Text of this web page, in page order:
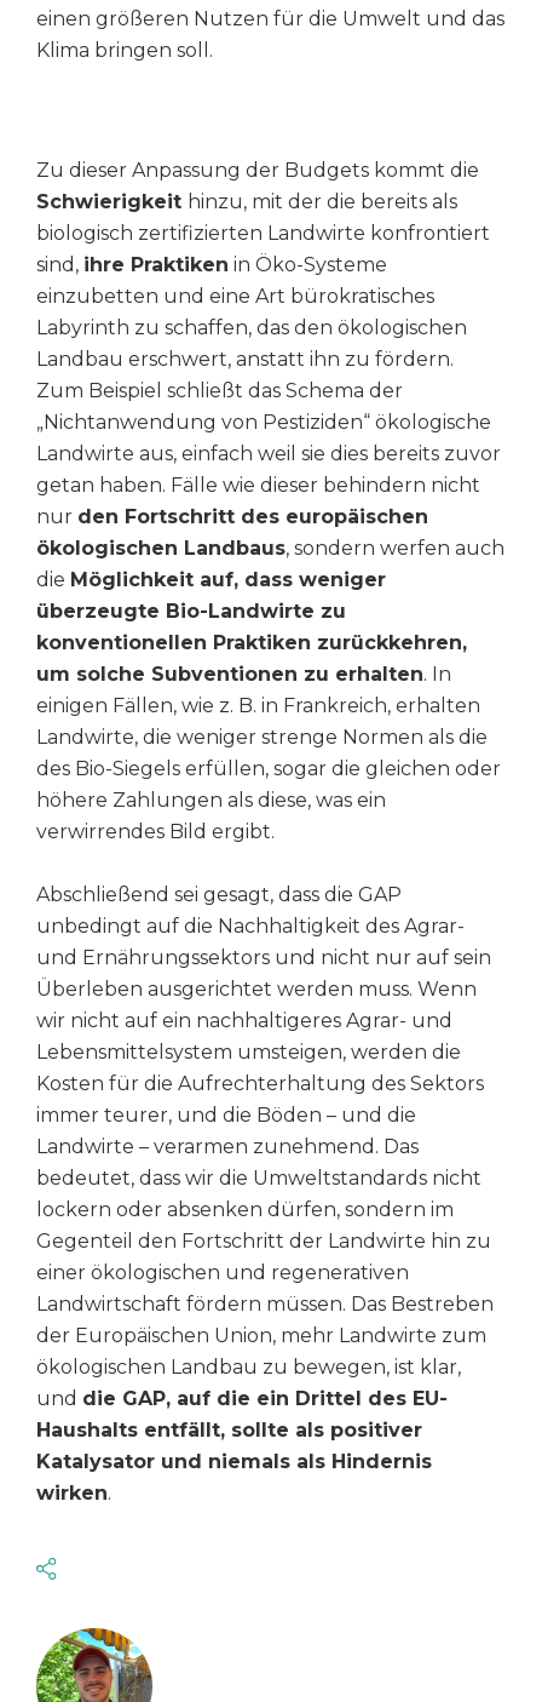
einen größeren Nutzen für die Umwelt und das
Klima bringen soll.
Zu dieser Anpassung der Budgets kommt die
Schwierigkeit hinzu, mit der die bereits als
biologisch zertifizierten Landwirte konfrontiert
sind, ihre Praktiken in Öko-Systeme
einzubetten und eine Art bürokratisches
Labyrinth zu schaffen, das den ökologischen
Landbau erschwert, anstatt ihn zu fördern.
Zum Beispiel schließt das Schema der
„Nichtanwendung von Pestiziden“ ökologische
Landwirte aus, einfach weil sie dies bereits zuvor
getan haben. Fälle wie dieser behindern nicht
nur den Fortschritt des europäischen
ökologischen Landbaus, sondern werfen auch
die Möglichkeit auf, dass weniger
überzeugte Bio-Landwirte zu
konventionellen Praktiken zurückkehren,
um solche Subventionen zu erhalten. In
einigen Fällen, wie z. B. in Frankreich, erhalten
Landwirte, die weniger strenge Normen als die
des Bio-Siegels erfüllen, sogar die gleichen oder
höhere Zahlungen als diese, was ein
verwirrendes Bild ergibt.
Abschließend sei gesagt, dass die GAP
unbedingt auf die Nachhaltigkeit des Agrar-
und Ernährungssektors und nicht nur auf sein
Überleben ausgerichtet werden muss. Wenn
wir nicht auf ein nachhaltigeres Agrar- und
Lebensmittelsystem umsteigen, werden die
Kosten für die Aufrechterhaltung des Sektors
immer teurer, und die Böden – und die
Landwirte – verarmen zunehmend. Das
bedeutet, dass wir die Umweltstandards nicht
lockern oder absenken dürfen, sondern im
Gegenteil den Fortschritt der Landwirte hin zu
einer ökologischen und regenerativen
Landwirtschaft fördern müssen. Das Bestreben
der Europäischen Union, mehr Landwirte zum
ökologischen Landbau zu bewegen, ist klar,
und die GAP, auf die ein Drittel des EU-
Haushalts entfällt, sollte als positiver
Katalysator und niemals als Hindernis
wirken.